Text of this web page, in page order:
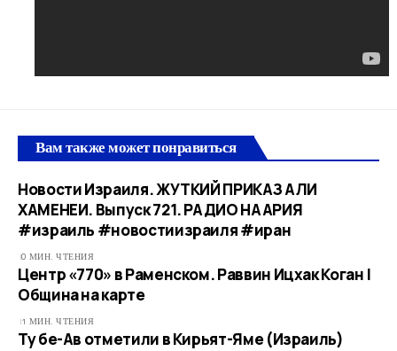
Вам также может понравиться
Новости Израиля. ЖУТКИЙ ПРИКАЗ АЛИ
ХАМЕНЕИ. Выпуск 721. РАДИО НААРИЯ
#израиль #новостиизраиля #иран
0 МИН. ЧТЕНИЯ
Центр «770» в Раменском. Раввин Ицхак Коган |
Община на карте
1 МИН. ЧТЕНИЯ
Ту бе-Ав отметили в Кирьят-Яме (Израиль)